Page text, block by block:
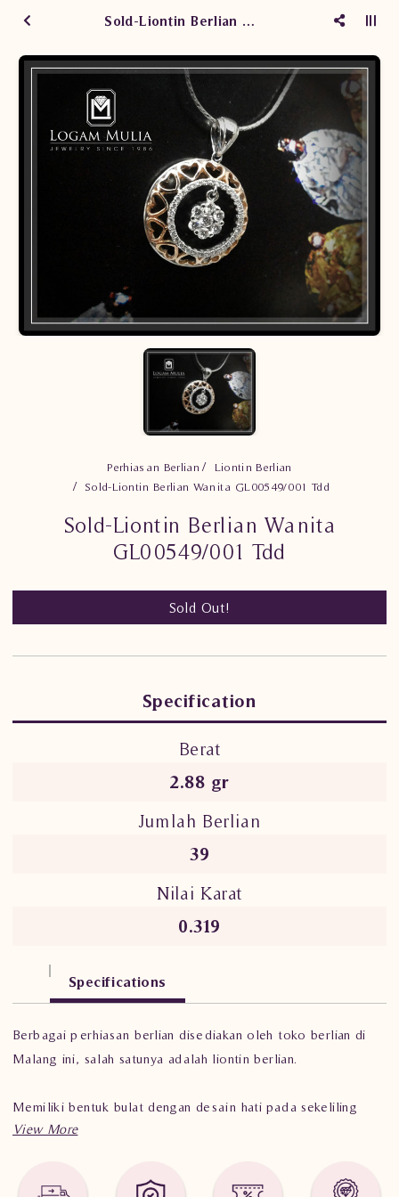
Sold-Liontin Berlian Wanita GL00549/001 Tdd
Perhiasan Berlian
Liontin Berlian
Sold-Liontin Berlian Wanita GL00549/001 Tdd
Sold-Liontin Berlian Wanita
GL00549/001 Tdd
Sold Out!
Specification
Berat
2.88 gr
Jumlah Berlian
39
Nilai Karat
0.319
Specifications
Berbagai perhiasan berlian disediakan oleh toko berlian di
Malang ini, salah satunya adalah liontin berlian.
Memiliki bentuk bulat dengan desain hati pada sekeliling
liontin serta perpaduan antara emas putih dan emas kuning